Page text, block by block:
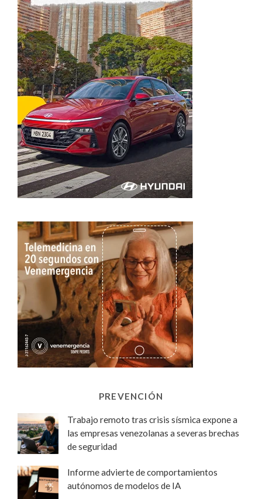
PREVENCIÓN
Trabajo remoto tras crisis sísmica expone a
las empresas venezolanas a severas brechas
de seguridad
Informe advierte de comportamientos
autónomos de modelos de IA